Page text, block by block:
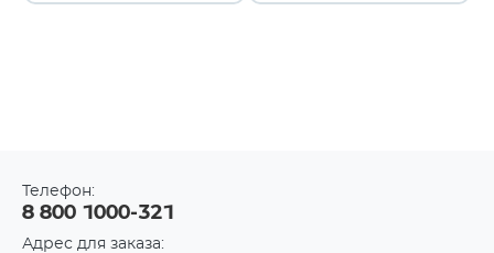
Телефон:
8 800 1000-321
Адрес для заказа: